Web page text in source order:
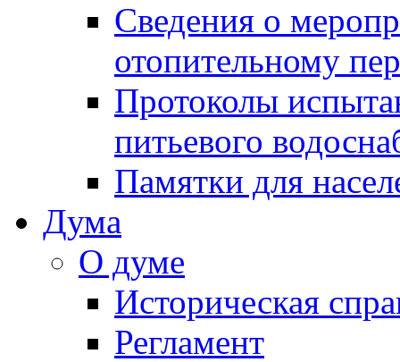
Сведения о
отопительному
Протоколы
питьевого
Памятки для
Дума
О думе
Историческая
Регламент